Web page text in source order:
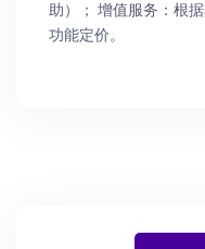
助）
； 增值服务：根
功能定价。